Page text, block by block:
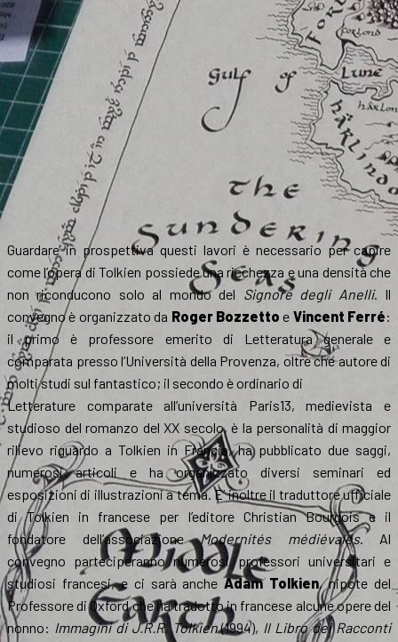
Guardare in prospettiva questi lavori è necessario per capire
come l’opera di Tolkien possiede una ricchezza e una densità che
non riconducono solo al mondo del Signore degli Anelli. Il
convegno è organizzato da Roger Bozzetto e Vincent Ferré:
il primo è professore emerito di Letteratura generale e
comparata presso l’Università della Provenza, oltre che autore di
molti studi sul fantastico; il secondo è ordinario di
Letterature comparate all’università Paris13, medievista e
studioso del romanzo del XX secolo, è la personalità di maggior
rilievo riguardo a Tolkien in Francia, ha pubblicato due saggi,
numerosi articoli e ha organizzato diversi seminari ed
esposizioni di illustrazioni a tema. E’ inoltre il traduttore ufficiale
di Tolkien in francese per l’editore Christian Bourgois e il
fondatore dell’associazioneModernités médiévales. Al
convegno parteciperanno numerosi professori universitari e
studiosi francesi, e ci sarà ancheAdam Tolkien, nipote del
Professore di Oxford che ha tradotto in francese alcune opere del
nonno: Immagini di J.R.R. Tolkien(1994), Il Libro dei Racconti